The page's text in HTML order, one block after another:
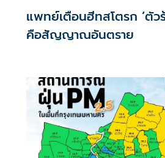
แพทย์เตือนฮีทสโตรก ‘ตัว
คือสัญญาณอันตราย